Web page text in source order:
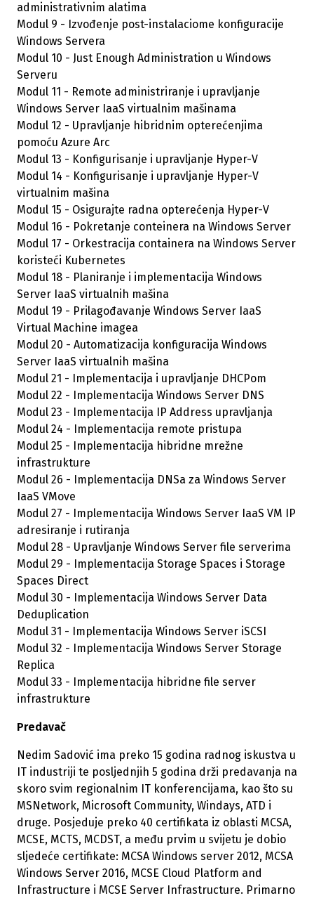
administrativnim alatima
Modul 9 - Izvođenje post-instalaciome konfiguracije
Windows Servera
Modul 10 - Just Enough Administration u Windows
Serveru
Modul 11 - Remote administriranje i upravljanje
Windows Server IaaS virtualnim mašinama
Modul 12 - Upravljanje hibridnim opterećenjima
pomoću Azure Arc
Modul 13 - Konfigurisanje i upravljanje Hyper-V
Modul 14 - Konfigurisanje i upravljanje Hyper-V
virtualnim mašina
Modul 15 - Osigurajte radna opterećenja Hyper-V
Modul 16 - Pokretanje conteinera na Windows Server
Modul 17 - Orkestracija containera na Windows Server
koristeći Kubernetes
Modul 18 - Planiranje i implementacija Windows
Server IaaS virtualnih mašina
Modul 19 - Prilagođavanje Windows Server IaaS
Virtual Machine imagea
Modul 20 - Automatizacija konfiguracija Windows
Server IaaS virtualnih mašina
Modul 21 - Implementacija i upravljanje DHCPom
Modul 22 - Implementacija Windows Server DNS
Modul 23 - Implementacija IP Address upravljanja
Modul 24 - Implementacija remote pristupa
Modul 25 - Implementacija hibridne mrežne
infrastrukture
Modul 26 - Implementacija DNSa za Windows Server
IaaS VMove
Modul 27 - Implementacija Windows Server IaaS VM IP
adresiranje i rutiranja
Modul 28 - Upravljanje Windows Server file serverima
Modul 29 - Implementacija Storage Spaces i Storage
Spaces Direct
Modul 30 - Implementacija Windows Server Data
Deduplication
Modul 31 - Implementacija Windows Server iSCSI
Modul 32 - Implementacija Windows Server Storage
Replica
Modul 33 - Implementacija hibridne file server
infrastrukture
Predavač
Nedim Sadović ima preko 15 godina radnog iskustva u
IT industriji te posljednjih 5 godina drži predavanja na
skoro svim regionalnim IT konferencijama, kao što su
MSNetwork, Microsoft Community, Windays, ATD i
druge. Posjeduje preko 40 certifikata iz oblasti MCSA,
MCSE, MCTS, MCDST, a među prvim u svijetu je dobio
sljedeće certifikate: MCSA Windows server 2012, MCSA
Windows Server 2016, MCSE Cloud Platform and
Infrastructure i MCSE Server Infrastructure. Primarno